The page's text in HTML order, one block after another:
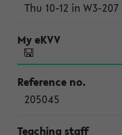
Thu 10-12 in W3-
205045